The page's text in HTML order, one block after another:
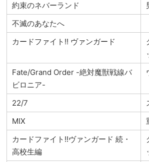
約束のネバーランド
不滅のあなたへ
カードファイト!! ヴァンガード
Fate/Grand Order -絶対魔獣戦線バ
ビロニア-
22/7
MIX
カードファイト!!ヴァンガード 続・
高校生編